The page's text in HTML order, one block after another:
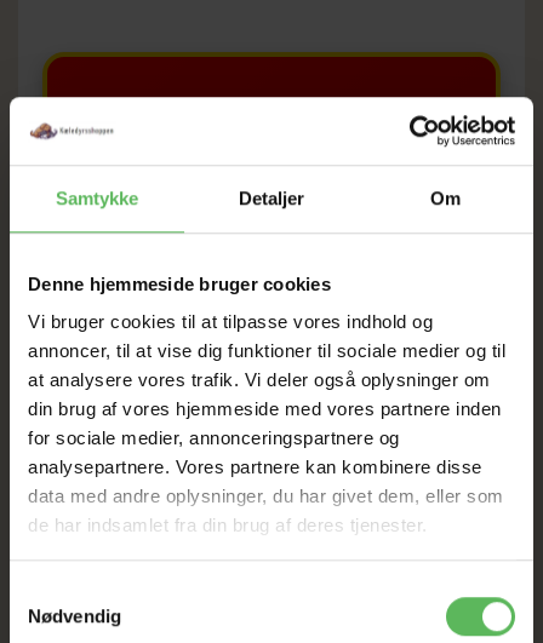
Samtykke Detaljer Om
Denne hjemmeside bruger cookies
Vi bruger cookies til at tilpasse vores indhold og
annoncer, til at vise dig funktioner til sociale medier og til
at analysere vores trafik. Vi deler også oplysninger om
din brug af vores hjemmeside med vores partnere inden
for sociale medier, annonceringspartnere og
analysepartnere. Vores partnere kan kombinere disse
data med andre oplysninger, du har givet dem, eller som
de har indsamlet fra din brug af deres tjenester.
Nødvendig
UDSALG
TIL D. 22 AUGUST
HELE WEBSHOPPEN ER
SAT NED
Tilbud GÆLDER IKKE
I FYSISK BUTIKKERE